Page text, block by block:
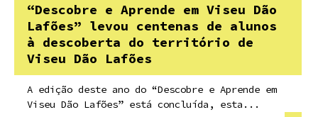
“Descobre e Aprende em Viseu Dão
Lafões” levou centenas de alunos
à descoberta do território de
Viseu Dão Lafões
A edição deste ano do “Descobre e Aprende em
Viseu Dão Lafões” está concluída, esta...